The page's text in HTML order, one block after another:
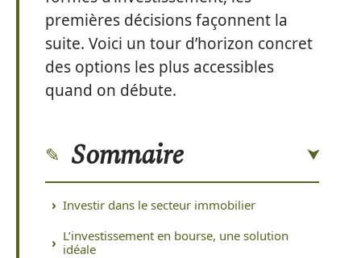
premières décisions façonnent la
suite. Voici un tour d’horizon concret
des options les plus accessibles
quand on débute.
Sommaire
Investir dans le secteur immobilier
L’investissement en bourse, une solution
idéale